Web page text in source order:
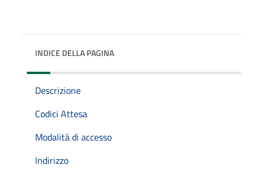
INDICE DELLA PAGINA
Descrizione
Codici Attesa
Modalità di accesso
Indirizzo